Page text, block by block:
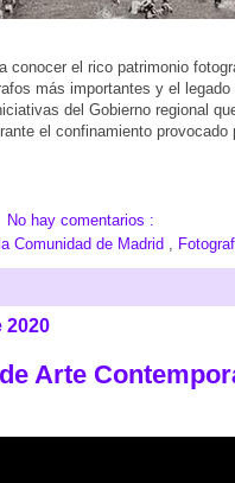
conocer el rico patrimonio
más importantes y el
del Gobierno regional
el confinamiento provocado
No hay comentarios :
Comunidad de Madrid
2020
Arte